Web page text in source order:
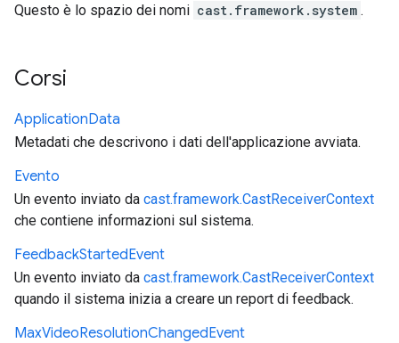
Questo è lo spazio dei nomi cast.framework.system .
Corsi
ApplicationData
Metadati che descrivono i dati dell'applicazione avviata.
Evento
Un evento inviato da cast.framework.CastReceiverContext
che contiene informazioni sul sistema.
FeedbackStartedEvent
Un evento inviato da cast.framework.CastReceiverContext
quando il sistema inizia a creare un report di feedback.
MaxVideoResolutionChangedEvent